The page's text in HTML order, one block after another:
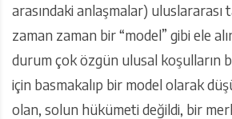
arasındaki anlaşmalar) uluslararası
zaman zaman bir “model” gibi ele
durum çok özgün ulusal koşulların
için basmakalıp bir model olarak
olan, solun hükümeti değildi, bir